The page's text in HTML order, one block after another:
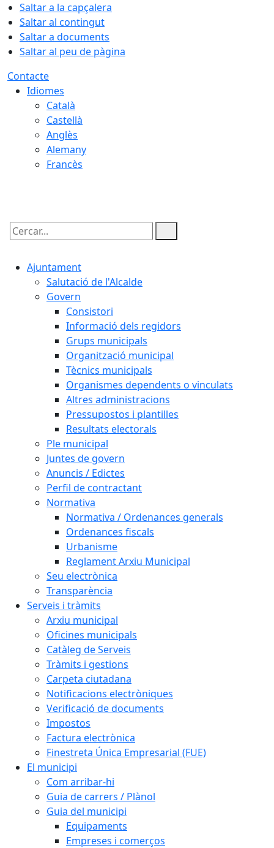
Saltar a la capçalera
Saltar al contingut
Saltar a documents
Saltar al peu de pàgina
Contacte
Idiomes
Català
Castellà
Anglès
Alemany
Francès
Cercar:
Ajuntament
Salutació de l'Alcalde
Govern
Consistori
Informació dels regidors
Grups municipals
Organització municipal
Tècnics municipals
Organismes dependents o vinculats
Altres administracions
Pressupostos i plantilles
Resultats electorals
Ple municipal
Juntes de govern
Anuncis / Edictes
Perfil de contractant
Normativa
Normativa / Ordenances generals
Ordenances fiscals
Urbanisme
Reglament Arxiu Municipal
Seu electrònica
Transparència
Serveis i tràmits
Arxiu municipal
Oficines municipals
Catàleg de Serveis
Tràmits i gestions
Carpeta ciutadana
Notificacions electròniques
Verificació de documents
Impostos
Factura electrònica
Finestreta Única Empresarial (FUE)
El municipi
Com arribar-hi
Guia de carrers / Plànol
Guia del municipi
Equipaments
Empreses i comerços